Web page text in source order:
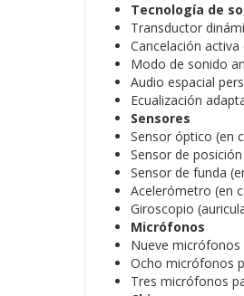
Tecnología de
Transductor
Cancelación
Modo de sonido
Audio espacial
Ecualización
Sensores
Sensor óptico (en
Sensor de
Sensor de funda
Acelerómetro (en
Giroscopio
Micrófonos
Nueve micrófonos
Ocho micrófonos
Tres micrófonos